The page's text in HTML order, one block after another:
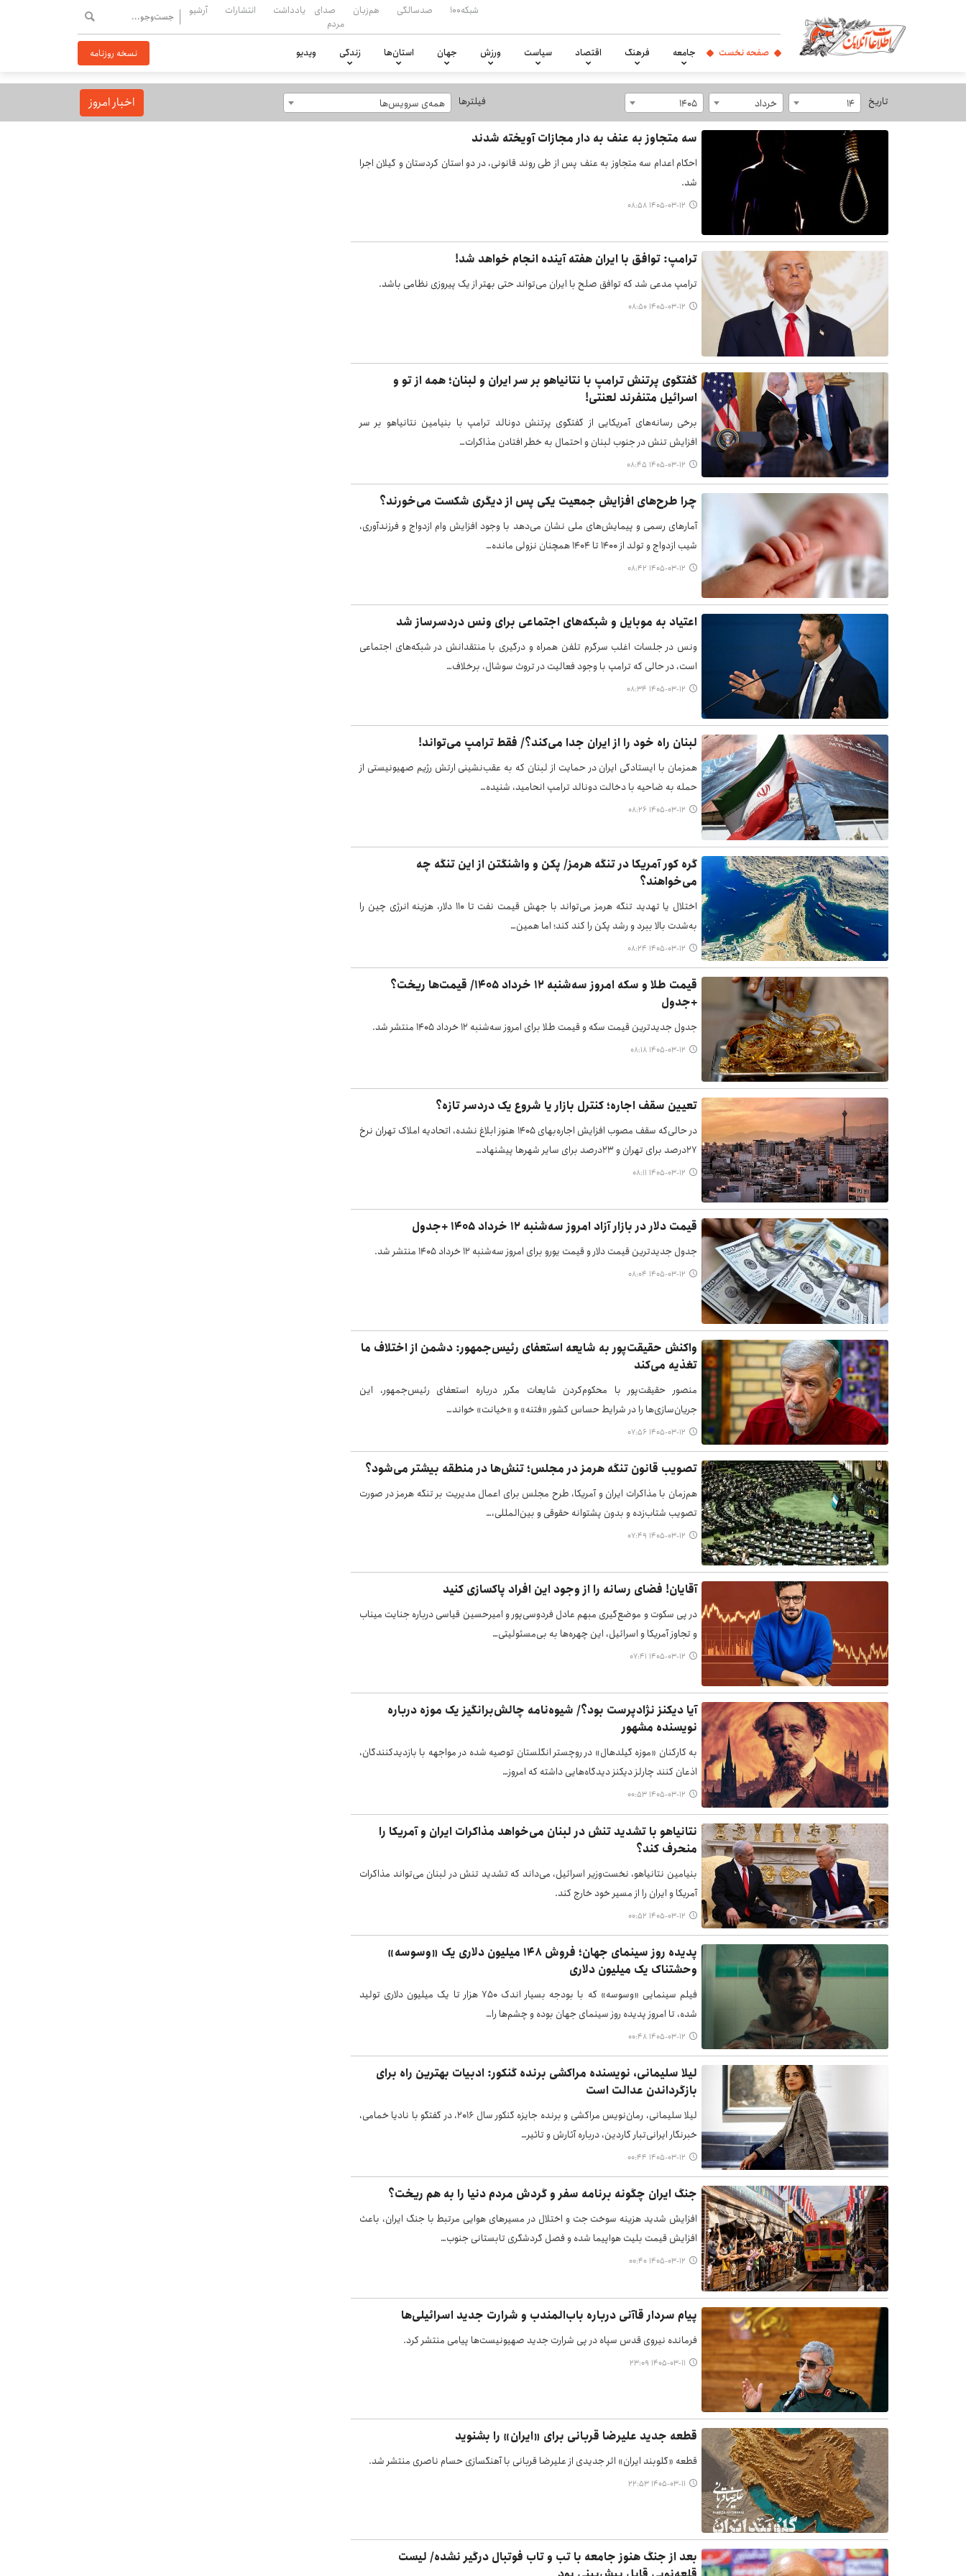
شبکه۱۰۰ صدسالگی هم‌زبان
صدای
مردم
یادداشت انتشارات آرشیو
صفحه نخست جامعه فرهنگ اقتصاد سیاست ورزش جهان استان‌ها زندگی ویدیو نسخه روزنامه
تاریخ 14 خرداد 1405 فیلترها همه‌ی سرویس‌ها اخبار امروز
سه متجاوز به عنف به دار مجازات آویخته شدند
احکام اعدام سه متجاوز به عنف پس از طی روند قانونی، در دو استان کردستان و گیلان اجرا
شد.
۱۴۰۵-۰۳-۱۲ ۰۸:۵۸
ترامپ: توافق با ایران هفته آینده انجام خواهد شد!
ترامپ مدعی شد که توافق صلح با ایران می‌تواند حتی بهتر از یک پیروزی نظامی باشد.
۱۴۰۵-۰۳-۱۲ ۰۸:۵۰
گفتگوی پرتنش ترامپ با نتانیاهو بر سر ایران و لبنان؛ همه از تو و
اسرائیل متنفرند لعنتی!
برخی رسانه‌های آمریکایی از گفتگوی پرتنش دونالد ترامپ با بنیامین نتانیاهو بر سر
افزایش تنش در جنوب لبنان و احتمال به خطر افتادن مذاکرات…
۱۴۰۵-۰۳-۱۲ ۰۸:۴۵
چرا طرح‌های افزایش جمعیت یکی پس از دیگری شکست می‌خورند؟
آمارهای رسمی و پیمایش‌های ملی نشان می‌دهد با وجود افزایش وام ازدواج و فرزندآوری،
شیب ازدواج و تولد از ۱۴۰۰ تا ۱۴۰۴ همچنان نزولی مانده…
۱۴۰۵-۰۳-۱۲ ۰۸:۴۲
اعتیاد به موبایل و شبکه‌های اجتماعی برای ونس دردسرساز شد
ونس در جلسات اغلب سرگرم تلفن همراه و درگیری با منتقدانش در شبکه‌های اجتماعی
است، در حالی‌ که ترامپ با وجود فعالیت در تروث سوشال، برخلاف…
۱۴۰۵-۰۳-۱۲ ۰۸:۳۴
لبنان راه خود را از ایران جدا می‌کند؟/ فقط ترامپ می‌تواند!
همزمان با ایستادگی ایران در حمایت از لبنان که به عقب‌نشینی ارتش رژیم صهیونیستی از
حمله به ضاحیه با دخالت دونالد ترامپ انحامید، شنیده…
۱۴۰۵-۰۳-۱۲ ۰۸:۲۶
گره کور آمریکا در تنگه هرمز/ پکن و واشنگتن از این تنگه چه
می‌خواهند؟
اختلال یا تهدید تنگه هرمز می‌تواند با جهش قیمت نفت تا ۱۱۰ دلار، هزینه انرژی چین را
به‌شدت بالا ببرد و رشد پکن را کند کند؛ اما همین…
۱۴۰۵-۰۳-۱۲ ۰۸:۲۴
قیمت طلا و سکه امروز سه‌شنبه ۱۲ خرداد ۱۴۰۵/ قیمت‌ها ریخت؟
+جدول
جدول جدیدترین قیمت سکه و قیمت طلا برای امروز سه‌شنبه ۱۲ خرداد ۱۴۰۵ منتشر شد.
۱۴۰۵-۰۳-۱۲ ۰۸:۱۸
تعیین سقف اجاره؛ کنترل بازار یا شروع یک دردسر تازه؟
در حالی‌که سقف مصوب افزایش اجاره‌بهای ۱۴۰۵ هنوز ابلاغ نشده، اتحادیه املاک تهران نرخ
۲۷درصد برای تهران و ۲۳درصد برای سایر شهرها پیشنهاد…
۱۴۰۵-۰۳-۱۲ ۰۸:۱۱
قیمت دلار در بازار آزاد امروز سه‌شنبه ۱۲ خرداد ۱۴۰۵ +جدول
جدول جدیدترین قیمت دلار و قیمت یورو برای امروز سه‌شنبه ۱۲ خرداد ۱۴۰۵ منتشر شد.
۱۴۰۵-۰۳-۱۲ ۰۸:۰۴
واکنش حقیقت‌پور به شایعه استعفای رئیس‌جمهور: دشمن از اختلاف ما
تغذیه می‌کند
منصور حقیقت‌پور با محکوم‌کردن شایعات مکرر درباره استعفای رئیس‌جمهور، این
جریان‌سازی‌ها را در شرایط حساس کشور «فتنه» و «خیانت» خواند…
۱۴۰۵-۰۳-۱۲ ۰۷:۵۶
تصویب قانون تنگه هرمز در مجلس؛ تنش‌ها در منطقه بیشتر می‌شود؟
هم‌زمان با مذاکرات ایران و آمریکا، طرح مجلس برای اعمال مدیریت بر تنگه هرمز در صورت
تصویب شتاب‌زده و بدون پشتوانه حقوقی و بین‌المللی،…
۱۴۰۵-۰۳-۱۲ ۰۷:۴۹
آقایان! فضای رسانه را از وجود این افراد پاکسازی کنید
در پی سکوت و موضع‌گیری مبهم عادل فردوسی‌پور و امیرحسین قیاسی درباره جنایت میناب
و تجاوز آمریکا و اسرائیل، این چهره‌ها به بی‌مسئولیتی…
۱۴۰۵-۰۳-۱۲ ۰۷:۴۱
آیا دیکنز نژادپرست بود؟/ شیوه‌نامه چالش‌برانگیز یک موزه درباره
نویسنده مشهور
به کارکنان «موزه گیلدهال» در روچستر انگلستان توصیه شده در مواجهه با بازدیدکنندگان،
اذعان کنند چارلز دیکنز دیدگاه‌هایی داشته که امروز…
۱۴۰۵-۰۳-۱۲ ۰۰:۵۳
نتانیاهو با تشدید تنش در لبنان می‌خواهد مذاکرات ایران و آمریکا را
منحرف کند؟
بنیامین نتانیاهو، نخست‌وزیر اسرائیل، می‌داند که تشدید تنش در لبنان می‌تواند مذاکرات
آمریکا و ایران را از مسیر خود خارج کند.
۱۴۰۵-۰۳-۱۲ ۰۰:۵۲
پدیده روز سینمای جهان؛ فروش ۱۴۸ میلیون دلاری یک «وسوسه»
وحشتناک یک میلیون دلاری
فیلم سینمایی «وسوسه» که با بودجه بسیار اندک ۷۵۰ هزار تا یک میلیون دلاری تولید
شده، تا امروز پدیده روز سینمای جهان بوده و چشم‌ها را…
۱۴۰۵-۰۳-۱۲ ۰۰:۴۸
لیلا سلیمانی، نویسنده مراکشی برنده گنکور: ادبیات بهترین راه برای
بازگرداندن عدالت است
لیلا سلیمانی، رمان‌نویس مراکشی و برنده جایزه گنکور سال ۲۰۱۶، در گفتگو با نادیا خمامی،
خبرنگار ایرانی‌تبار گاردین، درباره آثارش و تاثیر…
۱۴۰۵-۰۳-۱۲ ۰۰:۴۴
جنگ ایران چگونه برنامه سفر و گردش مردم دنیا را به هم ریخت؟
افزایش شدید هزینه‌ سوخت جت و اختلال در مسیرهای هوایی مرتبط با جنگ ایران، باعث
افزایش قیمت بلیت هواپیما شده و فصل گردشگری تابستانی جنوب…
۱۴۰۵-۰۳-۱۲ ۰۰:۴۰
پیام سردار قاآنی درباره باب‌المندب و شرارت جدید اسرائیلی‌ها
فرمانده نیروی قدس سپاه در پی شرارت جدید صهیونیست‌ها پیامی منتشر کرد.
۱۴۰۵-۰۳-۱۱ ۲۳:۰۹
قطعه جدید علیرضا قربانی برای «ایران» را بشنوید
قطعه «گلوبند ایران» اثر جدیدی از علیرضا قربانی با آهنگسازی حسام ناصری منتشر شد.
۱۴۰۵-۰۳-۱۱ ۲۲:۵۳
بعد از جنگ هنوز جامعه با تب و تاب فوتبال درگیر نشده/ لیست